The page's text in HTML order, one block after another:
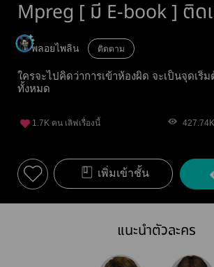
Mpreg [ มี E-book ] ติด
20/08/69
พลอยไพลิน ติดตาม
ใครจะไปคิดว่าการเข้าห้องผิด จะเป็นจุดเริ่
ทั้งหมด
1.7K คน เลิฟเรื่องนี้ 427.74K
เพิ่มเข้าชั้น
แนะนำตัวละคร